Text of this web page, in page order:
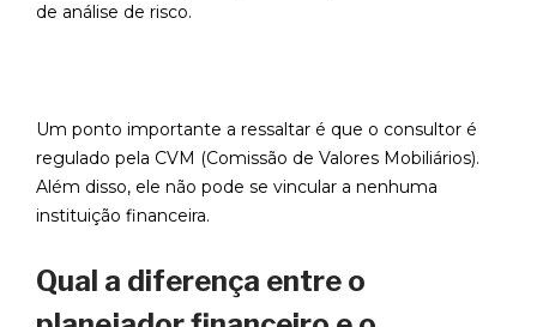
de análise de risco.
Um ponto importante a ressaltar é que o consultor é
regulado pela CVM (Comissão de Valores Mobiliários).
Além disso, ele não pode se vincular a nenhuma
instituição financeira.
Qual a diferença entre o